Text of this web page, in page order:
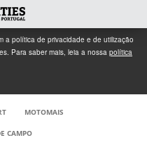
a política de privacidade e de utilização
Para saber mais, leia a nossa política
MOTOMAIS
CAMPO